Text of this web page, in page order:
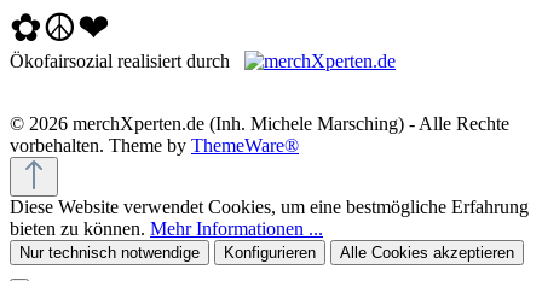
✿☮❤
Ökofairsozial realisiert durch
© 2026 merchXperten.de (Inh. Michele Marsching) - Alle Rechte
vorbehalten. Theme by ThemeWare®
Diese Website verwendet Cookies, um eine bestmögliche Erfahrung
bieten zu können. Mehr Informationen ...
Nur technisch notwendige Konfigurieren Alle Cookies akzeptieren